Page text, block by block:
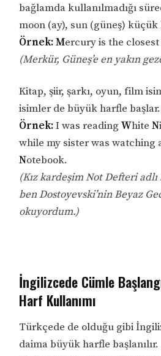
bağlamda kullanılmadığı
moon (ay), sun (güneş) küçük
Örnek:Mercury is the
(Merkür, Güneş’e en yakın
Kitap, şiir, şarkı, oyun, film
isimler de büyük harfle başlar.
Örnek:I was readingWhiteN
while my sister was watching
Notebook.
(Kız kardeşim Not Defteri
ben Dostoyevski’nin Beyaz
okuyordum.)
İngilizcede Cümle
Harf Kullanımı
Türkçede de olduğu gibi
daima büyük harfle